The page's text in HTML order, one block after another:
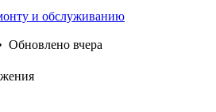
и обслуживанию
Обновлено вчера